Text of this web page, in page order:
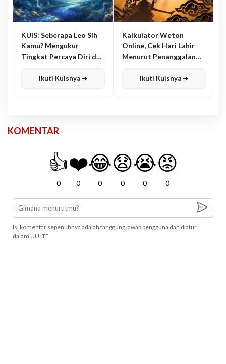
KUIS: Seberapa Leo Sih
Kamu? Mengukur
Tingkat Percaya Diri dan
Ikuti Kuisnya ➔
Kalkulator Weton
Online, Cek Hari Lahir
Menurut Penanggalan
Ikuti Kuisnya ➔
KOMENTAR
👍
0
❤️
0
😂
0
😧
0
😭
0
😡
0
Isi komentar sepenuhnya adalah tanggung jawab pengguna dan diatur
dalam UU ITE